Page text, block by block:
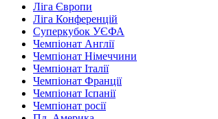
Ліга Європи
Ліга Конференцій
Суперкубок УЄФА
Чемпіонат Англії
Чемпіонат Німеччини
Чемпіонат Італії
Чемпіонат Франції
Чемпіонат Іспанії
Чемпіонат росії